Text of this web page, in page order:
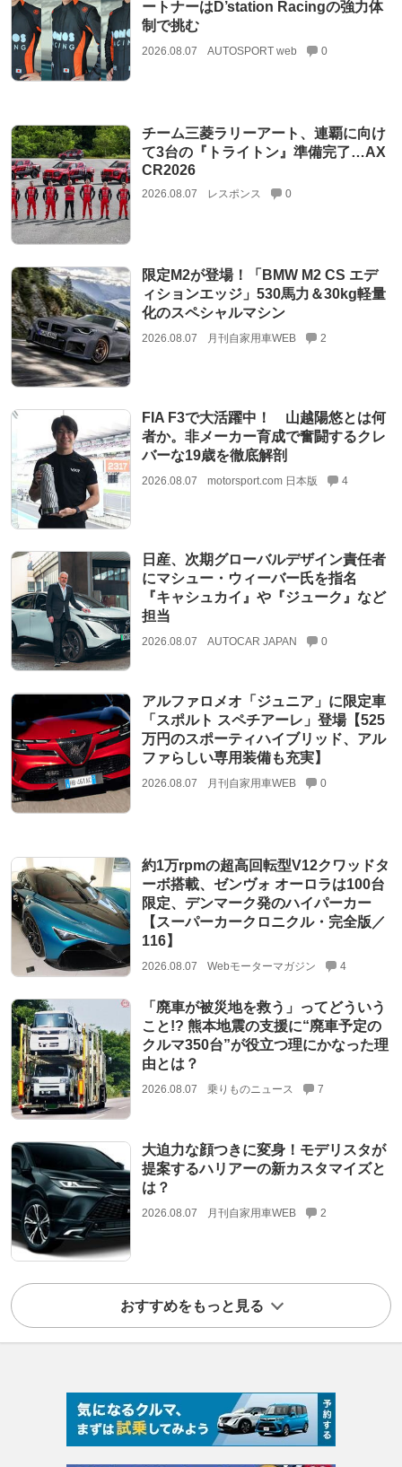
ートナーはD’station Racingの強力体
制で挑む
2026.08.07 AUTOSPORT web 0
チーム三菱ラリーアート、連覇に向け
て3台の『トライトン』準備完了…AX
CR2026
2026.08.07 レスポンス 0
限定M2が登場！「BMW M2 CS エデ
ィションエッジ」530馬力＆30kg軽量
化のスペシャルマシン
2026.08.07 月刊自家用車WEB 2
FIA F3で大活躍中！ 山越陽悠とは何
者か。非メーカー育成で奮闘するクレ
バーな19歳を徹底解剖
2026.08.07 motorsport.com 日本版 4
日産、次期グローバルデザイン責任者
にマシュー・ウィーバー氏を指名
『キャシュカイ』や『ジューク』など
担当
2026.08.07 AUTOCAR JAPAN 0
アルファロメオ「ジュニア」に限定車
「スポルト スペチアーレ」登場【525
万円のスポーティハイブリッド、アル
ファらしい専用装備も充実】
2026.08.07 月刊自家用車WEB 0
約1万rpmの超高回転型V12クワッドタ
ーボ搭載、ゼンヴォ オーロラは100台
限定、デンマーク発のハイパーカー
【スーパーカークロニクル・完全版／
116】
2026.08.07 Webモーターマガジン 4
「廃車が被災地を救う」ってどういう
こと!? 熊本地震の支援に“廃車予定の
クルマ350台”が役立つ理にかなった理
由とは？
2026.08.07 乗りものニュース 7
大迫力な顔つきに変身！モデリスタが
提案するハリアーの新カスタマイズと
は？
2026.08.07 月刊自家用車WEB 2
おすすめをもっと見る